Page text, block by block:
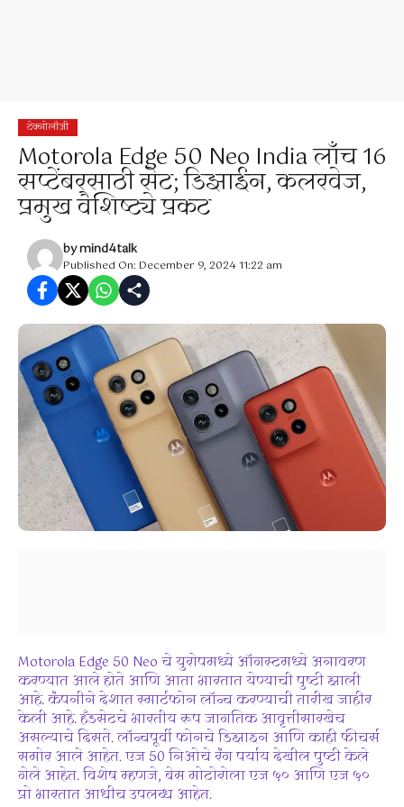
टेक्नोलॉजी
Motorola Edge 50 Neo India लाँच 16
सप्टेंबरसाठी सेट; डिझाईन, कलरवेज,
प्रमुख वैशिष्ट्ये प्रकट
bymind4talk
Published On: December 9, 2024 11:22 am
Motorola Edge 50 Neo चे युरोपमध्ये ऑगस्टमध्ये अनावरण
करण्यात आले होते आणि आता भारतात येण्याची पुष्टी झाली
आहे. कंपनीने देशात स्मार्टफोन लॉन्च करण्याची तारीख जाहीर
केली आहे. हँडसेटचे भारतीय रूप जागतिक आवृत्तीसारखेच
असल्याचे दिसते. लॉन्चपूर्वी फोनचे डिझाइन आणि काही फीचर्स
समोर आले आहेत. एज 50 निओचे रंग पर्याय देखील पुष्टी केले
गेले आहेत. विशेष म्हणजे, बेस मोटोरोला एज ५० आणि एज ५०
प्रो भारतात आधीच उपलब्ध आहेत.